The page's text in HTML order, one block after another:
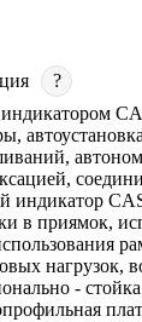
?
индикатор
в приямок,
нагрузок,
-